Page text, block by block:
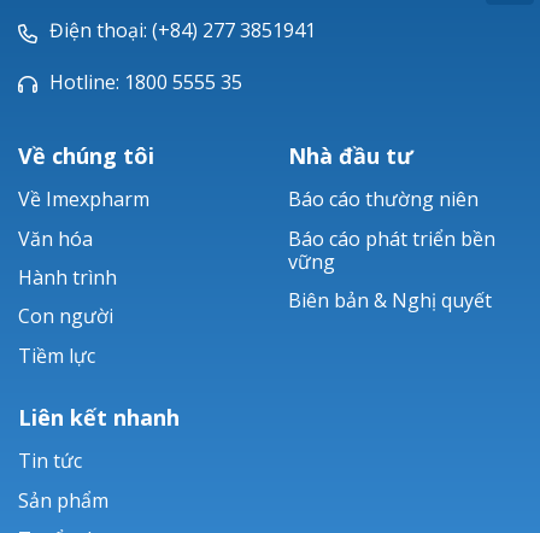
Zobacta®
Bacsulfo®
Điện thoại: (+84) 277 3851941
Hotline: 1800 5555 35
Về chúng tôi
Về Imexpharm
Văn hóa
Hành trình
Con người
Tiềm lực
Nhà đầu tư
Báo cáo thường niên
Báo cáo phát triển bền
vững
Biên bản & Nghị quyết
Liên kết nhanh
Tin tức
Sản phẩm